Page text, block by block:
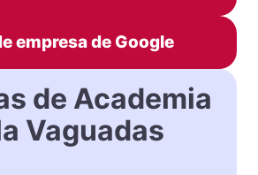
empresa de Google
de Academia
Vaguadas